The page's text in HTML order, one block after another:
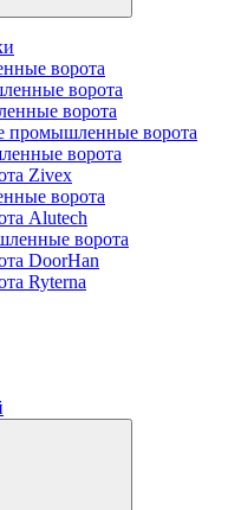
ворота
ворота
ворота
промышленные ворота
ворота
Zivex
ворота
Alutech
ворота
DoorHan
Ryterna